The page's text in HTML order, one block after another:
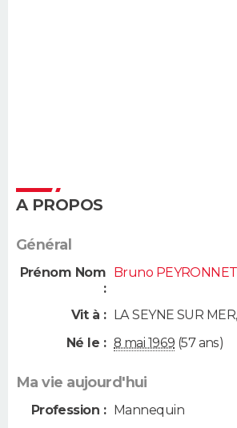
A PROPOS
Général
Prénom Nom
:
Bruno PEYRONNET
Vit à : LA SEYNE SUR MER,
Né le : 8 mai 1969 (57 ans)
Ma vie aujourd'hui
Profession : Mannequin